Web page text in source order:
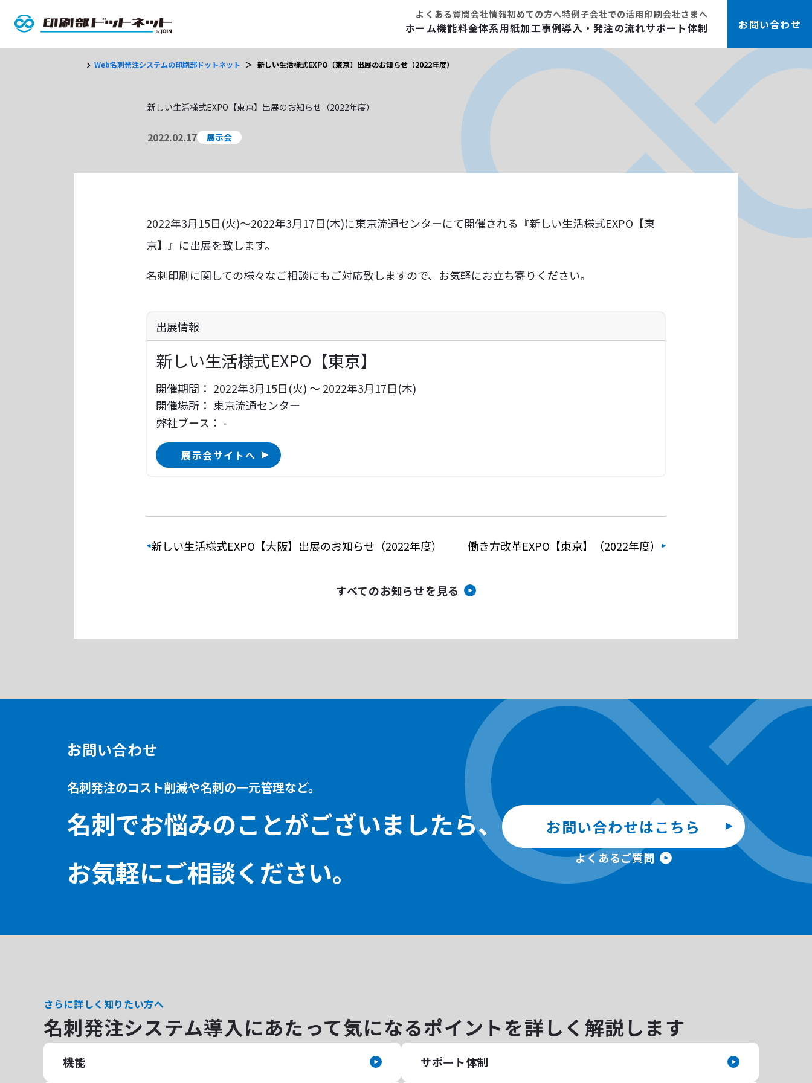
ホーム機能料金体系用紙加工事例導入・発注の流れサポート体制
よくある質問会社情報初めての方へ特例子会社での活用印刷会社さまへ
お問い合わせ
chevron_right Web名刺発注システムの印刷部ドットネット 新しい生活様式EXPO【東京】出展のお知らせ（2022年度）
新しい生活様式EXPO【東京】出展のお知らせ（2022年度）
2022.02.17 展示会
2022年3月15日(火)～2022年3月17日(木)に東京流通センターにて開催される『新しい生活様式EXPO【東
京】』に出展を致します。
名刺印刷に関しての様々なご相談にもご対応致しますので、お気軽にお立ち寄りください。
出展情報
新しい生活様式EXPO【東京】
開催期間： 2022年3月15日(火) ～ 2022年3月17日(木)
開催場所： 東京流通センター
弊社ブース： -
展示会サイトへ
新しい生活様式EXPO【大阪】出展のお知らせ（2022年度） 働き方改革EXPO【東京】（2022年度）
すべてのお知らせを見る
お問い合わせ
名刺発注のコスト削減や名刺の一元管理など。
名刺でお悩みのことがございましたら、
お気軽にご相談ください。
お問い合わせはこちら
よくあるご質問
さらに詳しく知りたい方へ
名刺発注システム導入にあたって気になるポイントを詳しく解説します
機能 サポート体制